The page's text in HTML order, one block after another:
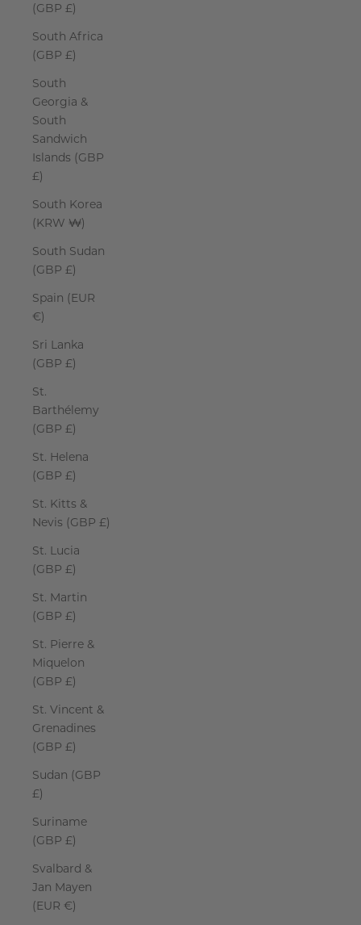
(GBP £)
South Africa
(GBP £)
South
Georgia &
South
Sandwich
Islands (GBP
£)
South Korea
(KRW ₩)
South Sudan
(GBP £)
Spain (EUR
€)
Sri Lanka
(GBP £)
St.
Barthélemy
(GBP £)
St. Helena
(GBP £)
St. Kitts &
Nevis (GBP £)
St. Lucia
(GBP £)
St. Martin
(GBP £)
St. Pierre &
Miquelon
(GBP £)
St. Vincent &
Grenadines
(GBP £)
Sudan (GBP
£)
Suriname
(GBP £)
Svalbard &
Jan Mayen
(EUR €)